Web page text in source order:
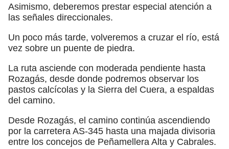
Asimismo, deberemos prestar especial atención a
las señales direccionales.
Un poco más tarde, volveremos a cruzar el río, está
vez sobre un puente de piedra.
La ruta asciende con moderada pendiente hasta
Rozagás, desde donde podremos observar los
pastos calcícolas y la Sierra del Cuera, a espaldas
del camino.
Desde Rozagás, el camino continúa ascendiendo
por la carretera AS-345 hasta una majada divisoria
entre los concejos de Peñamellera Alta y Cabrales.